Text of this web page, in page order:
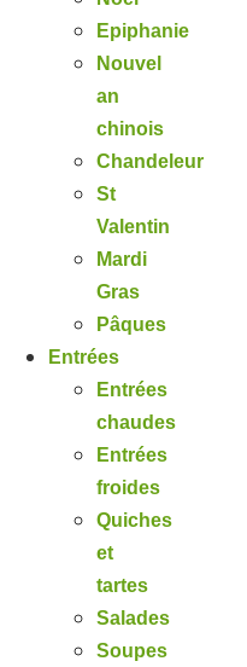
Epiphanie
Nouvel
an
chinois
Chandeleur
St
Valentin
Mardi
Gras
Pâques
Entrées
Entrées
chaudes
Entrées
froides
Quiches
et
tartes
Salades
Soupes